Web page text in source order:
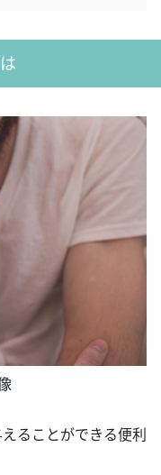
ることができる便利